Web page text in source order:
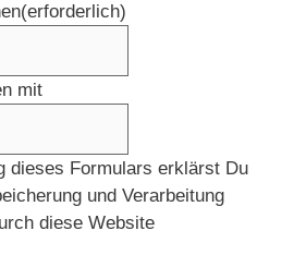
(erforderlich)
mit
dieses Formulars erklärst Du
und Verarbeitung
diese Website